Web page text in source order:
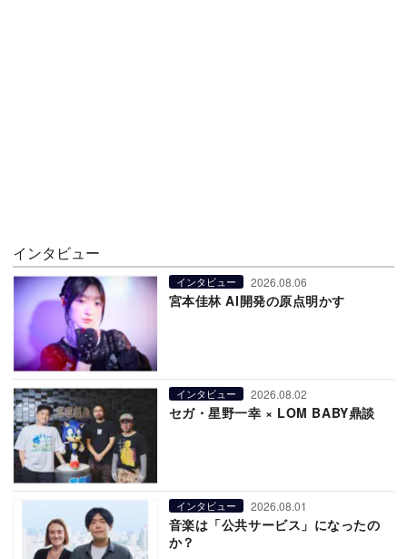
インタビュー
インタビュー 2026.08.06
宮本佳林 AI開発の原点明かす
インタビュー 2026.08.02
セガ・星野一幸 × LOM BABY鼎談
インタビュー 2026.08.01
音楽は「公共サービス」になったの
か？